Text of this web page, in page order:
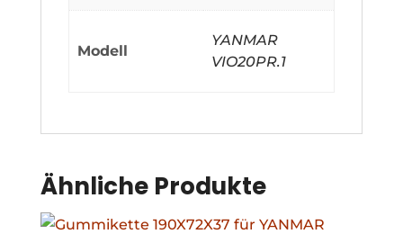
Modell
YANMAR
VIO20PR.1
Ähnliche Produkte